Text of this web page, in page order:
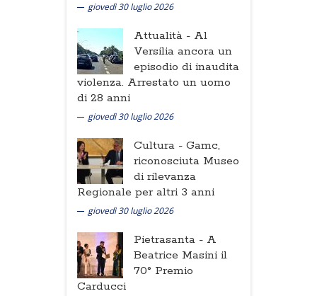
giovedì 30 luglio 2026
Attualità - Al
Versilia ancora un
episodio di inaudita
violenza. Arrestato un uomo
di 28 anni
giovedì 30 luglio 2026
Cultura - Gamc,
riconosciuta Museo
di rilevanza
Regionale per altri 3 anni
giovedì 30 luglio 2026
Pietrasanta - A
Beatrice Masini il
70° Premio
Carducci